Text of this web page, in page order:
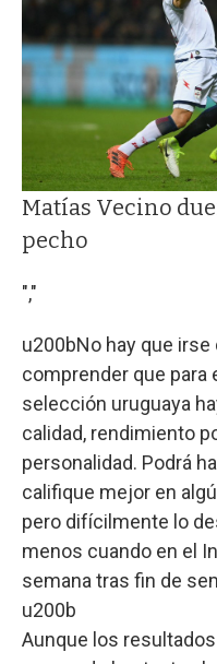
Matías Vecino
pecho
","
u200bNo hay que irse
comprender que para
selección uruguaya
calidad, rendimiento
personalidad. Podrá
califique mejor en
pero difícilmente lo
menos cuando en el
semana tras fin de
u200b
Aunque los